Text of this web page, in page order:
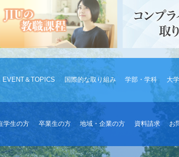
EVENT＆TOPICS 国際的な取り組み 学部・学科 大
学生の方 卒業生の方 地域・企業の方 資料請求 お